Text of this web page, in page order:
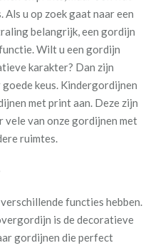
u op zoek gaat naar een
belangrijk, een gordijn
Wilt u een gordijn
karakter? Dan zijn
keus. Kindergordijnen
met print aan. Deze zijn
vele van onze gordijnen met
ruimtes.
functies hebben.
is de decoratieve
gordijnen die perfect